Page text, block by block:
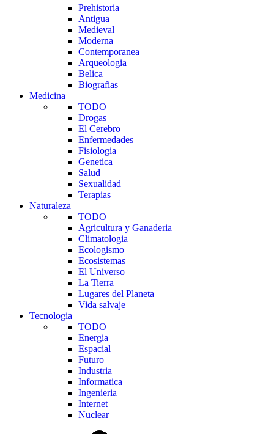
Prehistoria
Antigua
Medieval
Moderna
Contemporanea
Arqueologia
Belica
Biografias
Medicina
TODO
Drogas
El Cerebro
Enfermedades
Fisiologia
Genetica
Salud
Sexualidad
Terapias
Naturaleza
TODO
Agricultura y Ganaderia
Climatologia
Ecologismo
Ecosistemas
El Universo
La Tierra
Lugares del Planeta
Vida salvaje
Tecnologia
TODO
Energia
Espacial
Futuro
Industria
Informatica
Ingenieria
Internet
Nuclear